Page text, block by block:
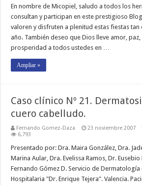
En nombre de Micopiel, saludo a todos los
consultan y participan en este prestigioso
valoren y disfruten a plenitud estas fiestas tan
año. También deseo que Dios lleve amor,
prosperidad a todos ustedes en …
Ampliar »
Caso clínico Nº 21.
cuero cabelludo.
Fernando Gomez-Daza 23 noviembre 2007
6,793
Presentado por: Dra. Maira González, Dra.
Marina Aular, Dra. Evelissa Ramos, Dr. Eusebio
Fernando Gómez D. Servicio de Dermatología
Hospitalaria "Dr. Enrique Tejera". Valencia.